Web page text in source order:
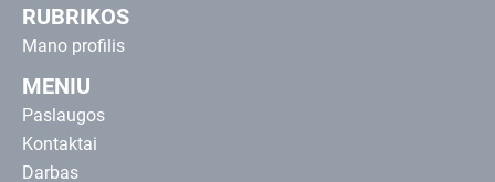
RUBRIKOS
Mano profilis
MENIU
Paslaugos
Kontaktai
Darbas